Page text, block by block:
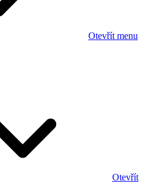
Otevřít menu
Otevřít